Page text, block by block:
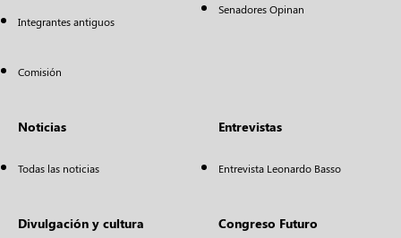
Integrantes antiguos
Comisión
Senadores Opinan
Noticias
Todas las noticias
Entrevistas
Entrevista Leonardo Basso
Divulgación y cultura Congreso Futuro